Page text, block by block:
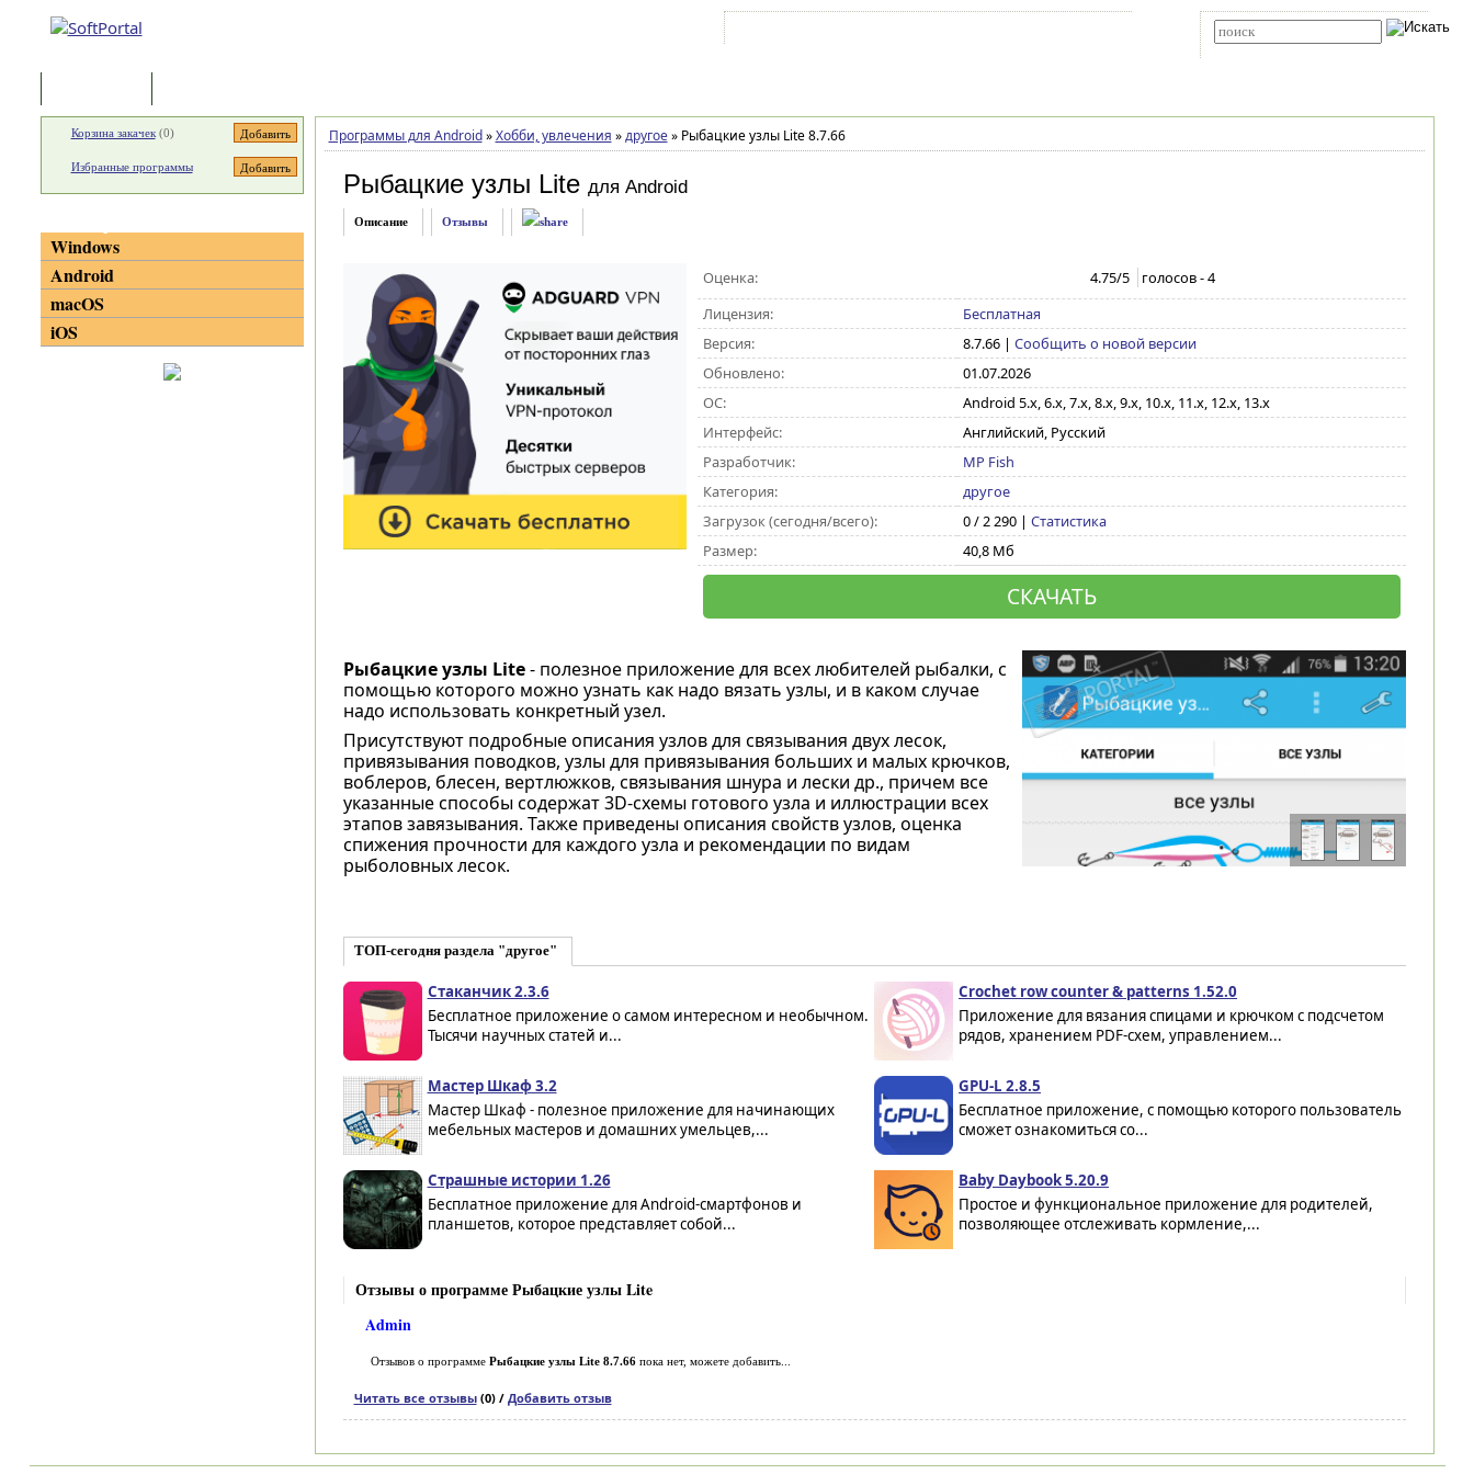
Программы для Android » Хобби, увлечения » другое »Рыбацкие узлы Lite 8.7.66
Рыбацкие узлы Lite для Android
Описание Отзывы
Оценка: 4.75/5 голосов -4
Лицензия:
Бесплатная
Версия:
8.7.66| Сообщить о новой версии
Обновлено:
01.07.2026
ОС:
Android 5.x, 6.x, 7.x, 8.x, 9.x, 10.x, 11.x, 12.x, 13.x
Интерфейс:
Английский, Русский
Разработчик:
MP Fish
Категория:
другое
Загрузок (сегодня/всего):
0 / 2 290 | Статистика
Размер:
40,8 Мб
СКАЧАТЬ
Рыбацкие узлы Lite- полезное приложение для всех любителей рыбалки, с
помощью которого можно узнать как надо вязать узлы, и в каком случае
надо использовать конкретный узел.
Присутствуют подробные описания узлов для связывания двух лесок,
привязывания поводков, узлы для привязывания больших и малых крючков,
воблеров, блесен, вертлюжков, связывания шнура и лески др., причем все
указанные способы содержат 3D-схемы готового узла и иллюстрации всех
этапов завязывания. Также приведены описания свойств узлов, оценка
спижения прочности для каждого узла и рекомендации по видам
рыболовных лесок.
ТОП-сегодня раздела "другое"
Cтаканчик 2.3.6
Бесплатное приложение о самом интересном и необычном.
Тысячи научных статей и...
Crochet row counter & patterns 1.52.0
Приложение для вязания спицами и крючком с подсчетом
рядов, хранением PDF-схем, управлением...
Мастер Шкаф 3.2
Мастер Шкаф - полезное приложение для начинающих
мебельных мастеров и домашних умельцев,...
GPU-L 2.8.5
Бесплатное приложение, с помощью которого пользователь
сможет ознакомиться со...
Страшные истории 1.26
Бесплатное приложение для Android-смартфонов и
планшетов, которое представляет собой...
Baby Daybook 5.20.9
Простое и функциональное приложение для родителей,
позволяющее отслеживать кормление,...
Отзывы о программе Рыбацкие узлы Lite
Admin
Отзывов о программе Рыбацкие узлы Lite 8.7.66пока нет, можете добавить...
Читать все отзывы(0) / Добавить отзыв
Корзина закачек(0)
Избранные программы
Windows
Android
macOS
iOS